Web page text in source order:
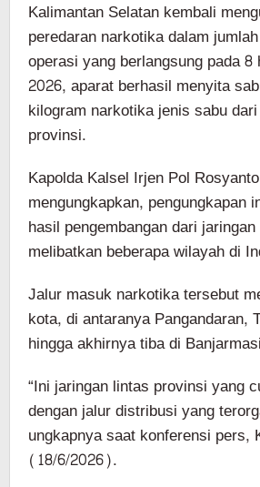
Kalimantan Selatan kembali
peredaran narkotika dalam
operasi yang berlangsung pada 8
2026, aparat berhasil menyita
kilogram narkotika jenis sabu
provinsi.
Kapolda Kalsel Irjen Pol
mengungkapkan, pengungkapan
hasil pengembangan dari
melibatkan beberapa wilayah di
Jalur masuk narkotika tersebut
kota, di antaranya Pangandaran,
hingga akhirnya tiba di
“Ini jaringan lintas provinsi yang
dengan jalur distribusi yang
ungkapnya saat konferensi pers,
(18/6/2026).